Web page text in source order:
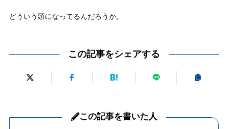
どういう頭になってるんだろうか。
この記事をシェアする
この記事を書いた人